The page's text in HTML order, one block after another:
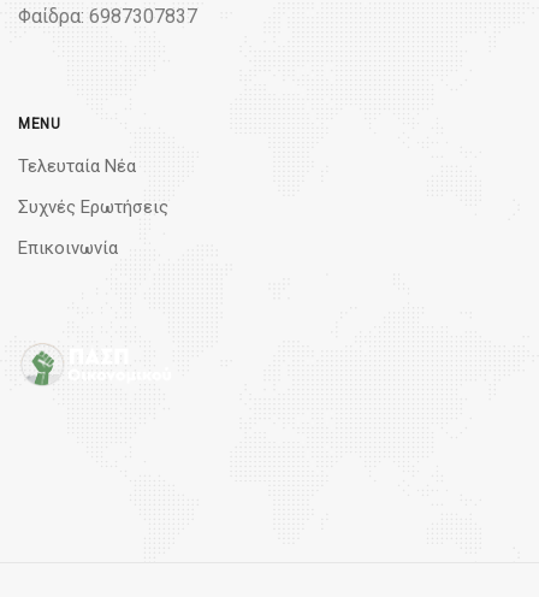
Φαίδρα: 6987307837
MENU
Τελευταία Νέα
Συχνές Ερωτήσεις
Επικοινωνία